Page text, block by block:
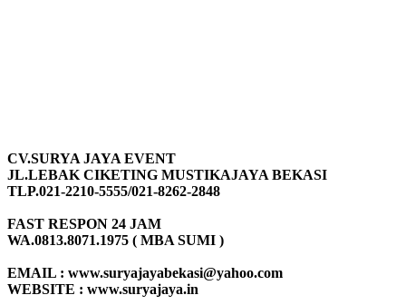
CV.SURYA JAYA EVENT
JL.LEBAK CIKETING MUSTIKAJAYA BEKASI
TLP.021-2210-5555/021-8262-2848
FAST RESPON 24 JAM
WA.0813.8071.1975 ( MBA SUMI )
EMAIL : www.suryajayabekasi@yahoo.com
WEBSITE : www.suryajaya.in